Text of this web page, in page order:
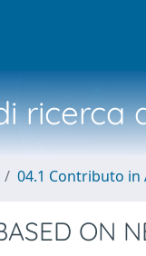
ricerca
04.1 Contributo in
ON